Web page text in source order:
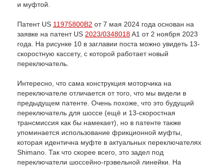
и муфтой.
Патент US 11975800B2 от 7 мая 2024 года основан на
заявке на патент US 2023/0348018A1 от 2 ноября 2023
года. На рисунке 10 в заглавии поста можно увидеть 13-
скоростную кассету, с которой работает новый
переключатель.
Интересно, что сама конструкция моторчика на
переключателе отличается от того, что мы видели в
предыдущем патенте. Очень похоже, что это будущий
переключатель для шоссе (ещё и 13-скоростная
трансмиссия как бы намекает), но в патенте также
упоминается использование фрикционной муфты,
которая идентична муфте в актуальных переключателях
Shimano. Так что скорее всего, это задел под
переключатели шоссейно-грэвельной линейки. На